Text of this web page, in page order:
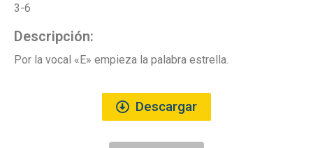
3-6
Descripción:
Por la vocal «E» empieza la palabra estrella.
Descargar